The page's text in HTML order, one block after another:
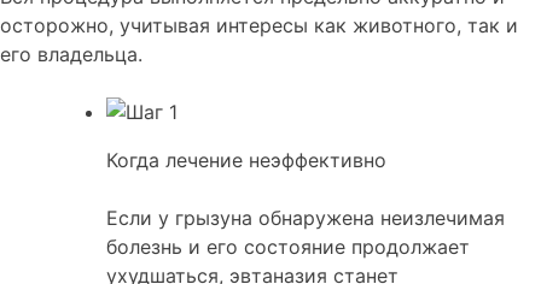
осторожно, учитывая интересы как животного, так и
его владельца.
Когда лечение неэффективно
Если у грызуна обнаружена неизлечимая
болезнь и его состояние продолжает
ухудшаться, эвтаназия станет